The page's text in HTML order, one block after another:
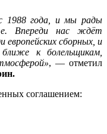
1988 года, и мы рады
Впереди нас ждёт
европейских сборных, и
к болельщикам,
, — отметил
соглашением: